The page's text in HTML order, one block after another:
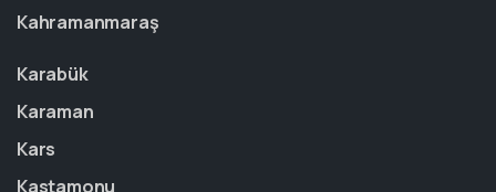
Kahramanmaraş
Karabük
Karaman
Kars
Kastamonu